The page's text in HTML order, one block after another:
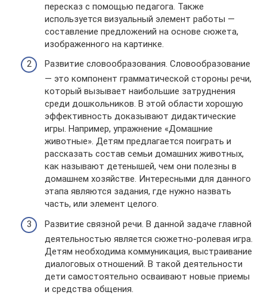
пересказ с помощью педагога. Также
используется визуальный элемент работы —
составление предложений на основе сюжета,
изображенного на картинке.
Развитие словообразования. Словообразование
— это компонент грамматической стороны речи,
который вызывает наибольшие затруднения
среди дошкольников. В этой области хорошую
эффективность доказывают дидактические
игры. Например, упражнение «Домашние
животные». Детям предлагается поиграть и
рассказать состав семьи домашних животных,
как называют детенышей, чем они полезны в
домашнем хозяйстве. Интересными для данного
этапа являются задания, где нужно назвать
часть, или элемент целого.
Развитие связной речи. В данной задаче главной
деятельностью является сюжетно-ролевая игра.
Детям необходима коммуникация, выстраивание
диалоговых отношений. В такой деятельности
дети самостоятельно осваивают новые приемы
и средства общения.